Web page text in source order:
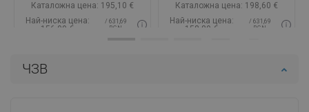
ЧЗВ
Каталожна цена: 195,10 €
Най-ниска цена:
156,09 €
/ 631,69
BGN
Добави в количката
Каталожна цена: 198,60 €
Най-ниска цена:
158,89 €
/ 631,69
BGN
Добави в количката